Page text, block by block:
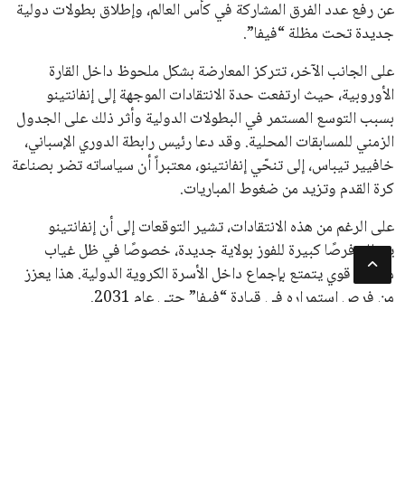
جميع الحقوق محفوظة لموقعنا ايوا مصر